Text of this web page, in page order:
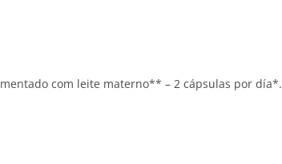
com leite materno** – 2 cápsulas por día*.